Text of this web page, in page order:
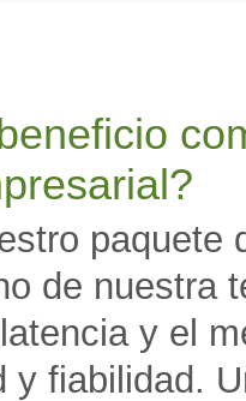
paquete
de nuestra
y el
y fiabilidad.